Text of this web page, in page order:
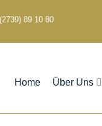
89 10 80
Home Über Uns